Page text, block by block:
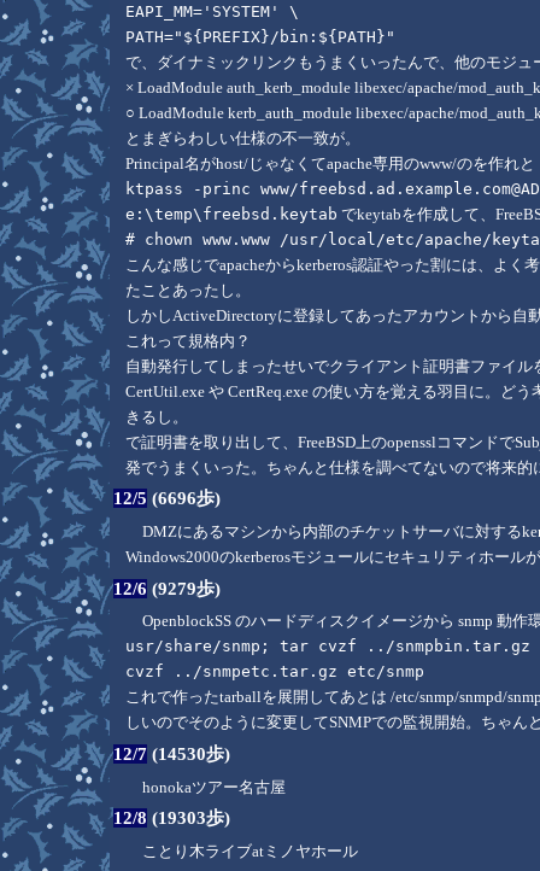
EAPI_MM='SYSTEM' \
PATH="${PREFIX}/bin:${PATH}"
で、ダイナミックリンクもうまくいったんで、他のモジ
× LoadModule auth_kerb_module libexec/apache/
○ LoadModule kerb_auth_module libexec/apache/
とまぎらわしい仕様の不一致が。
Principal名がhost/じゃなくてapache専用のwww/のを作れ
ktpass -princ www/
e:\temp\freebsd.keytab でkeytabを作成して、
# chown www.www /usr/local/etc/apache/
こんな感じでapacheからkerberos認証やった割には、よ
たことあったし。
しかしActiveDirectoryに登録してあったアカウントから
これって規格内？
自動発行してしまったせいでクライアント証明書ファイ
CertUtil.exe や CertReq.exe の使い方を覚える羽目に。ど
きるし。
で証明書を取り出して、FreeBSD上のopensslコマンドで
発でうまくいった。ちゃんと仕様を調べてないので将来
12/5 (6696歩)
DMZにあるマシンから内部のチケットサーバに対する
Windows2000のkerberosモジュールにセキュリティホール
12/6 (9279歩)
OpenblockSS のハードディスクイメージから snmp 動
usr/share/snmp; tar cvzf ../
cvzf ../snmpetc.tar.gz etc/snmp
これで作ったtarballを展開してあとは /etc/snmp/snmpd/
しいのでそのように変更してSNMPでの監視開始。ちゃん
12/7 (14530歩)
honokaツアー名古屋
12/8 (19303歩)
ことり木ライブatミノヤホール